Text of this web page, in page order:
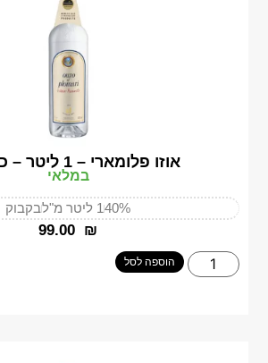
אוזו פלומארי – 1 ליטר – כשל״פ
במלאי
40%1 ליטר מ"ל בקבוק
‎99.00 ₪
הוספה לסל